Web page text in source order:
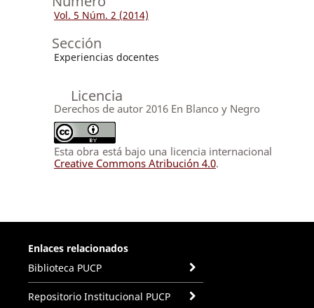
Vol. 5 Núm. 2 (2014)
Sección
Experiencias docentes
Licencia
Derechos de autor 2016 En Blanco y Negro
Esta obra está bajo una licencia internacional
Creative Commons Atribución 4.0.
Enlaces relacionados
Biblioteca PUCP
Repositorio Institucional PUCP